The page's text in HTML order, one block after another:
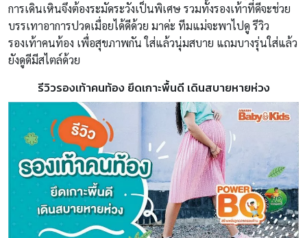
การเดินเหินจึงต้องระมัดระวังเป็นพิเศษ รวมทั้งรองเท้าที่ดีจะช่วย
บรรเทาอาการปวดเมื่อยได้ดีด้วย มาค่ะ ทีมแม่จะพาไปดู รีวิว
รองเท้าคนท้อง เพื่อสุขภาพกัน ใส่แล้วนุ่มสบาย แถมบางรุ่นใส่แล้ว
ยังดูดีมีสไตล์ด้วย
รีวิวรองเท้าคนท้อง ยึดเกาะพื้นดี เดินสบายหายห่วง